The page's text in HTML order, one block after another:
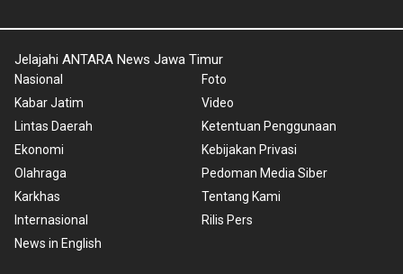
Jelajahi ANTARA News Jawa Timur
Nasional
Kabar Jatim
Lintas Daerah
Ekonomi
Olahraga
Karkhas
Internasional
News in English
Foto
Video
Ketentuan Penggunaan
Kebijakan Privasi
Pedoman Media Siber
Tentang Kami
Rilis Pers